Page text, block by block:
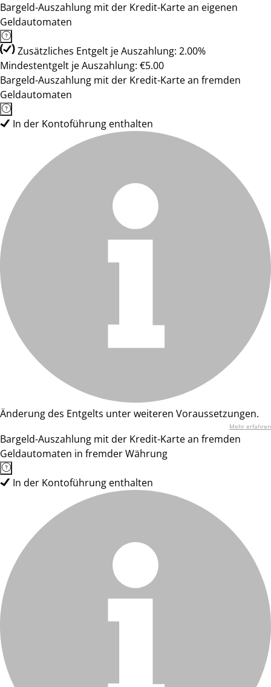
Bargeld-Auszahlung mit der Kredit-Karte an eigenen
Geldautomaten
Zusätzliches Entgelt je Auszahlung: 2.00%
Mindestentgelt je Auszahlung: €5.00
Bargeld-Auszahlung mit der Kredit-Karte an fremden
Geldautomaten
In der Kontoführung enthalten
Änderung des Entgelts unter weiteren Voraussetzungen.
Mehr erfahren
Bargeld-Auszahlung mit der Kredit-Karte an fremden
Geldautomaten in fremder Währung
In der Kontoführung enthalten